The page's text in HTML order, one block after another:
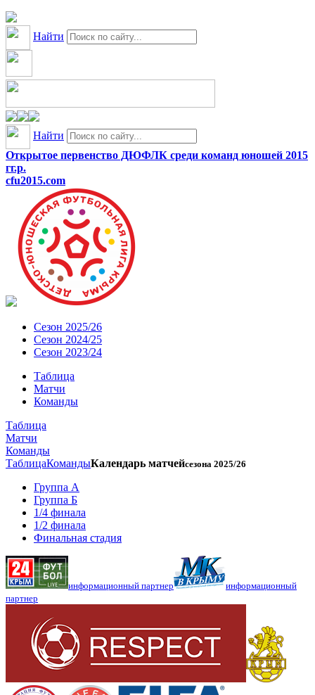
Найти
Найти
Открытое первенство ДЮФЛК среди команд юношей 2015
гг.р.
cfu2015.com
Сезон 2025/26
Сезон 2024/25
Сезон 2023/24
Таблица
Матчи
Команды
Таблица
Матчи
Команды
ТаблицаКомандыКалендарь матчейсезона 2025/26
Группа А
Группа Б
1/4 финала
1/2 финала
Финальная стадия
информационный партнер
информационный
партнер